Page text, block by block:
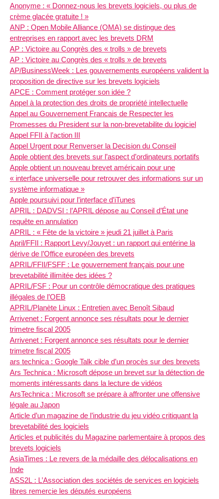
Anonyme : « Donnez-nous les brevets logiciels, ou plus de
crème glacée gratuite ! »
ANP : Open Mobile Alliance (OMA) se distingue des
entreprises en rapport avec les brevets DRM
AP : Victoire au Congrès des « trolls » de brevets
AP : Victoire au Congrès des « trolls » de brevets
AP/BusinessWeek : Les gouvernements européens valident la
proposition de directive sur les brevets logiciels
APCE : Comment protéger son idée ?
Appel à la protection des droits de propriété intellectuelle
Appel au Gouvernement Francais de Respecter les
Promesses du President sur la non-brevetabilite du logiciel
Appel FFII à l’action III
Appel Urgent pour Renverser la Decision du Conseil
Apple obtient des brevets sur l’aspect d’ordinateurs portatifs
Apple obtient un nouveau brevet américain pour une
« interface universelle pour retrouver des informations sur un
système informatique »
Apple poursuivi pour l’interface d’iTunes
APRIL : DADVSI : l’APRIL dépose au Conseil d’État une
requête en annulation
APRIL : « Fête de la victoire » jeudi 21 juillet à Paris
April/FFII : Rapport Levy/Jouyet : un rapport qui entérine la
dérive de l’Office européen des brevets
APRIL/FFII/FSFF : Le gouvernement français pour une
brevetabilité illimitée des idées ?
APRIL/FSF : Pour un contrôle démocratique des pratiques
illégales de l’OEB
APRIL/Planète Linux : Entretien avec Benoît Sibaud
Arrivenet : Forgent annonce ses résultats pour le dernier
trimetre fiscal 2005
Arrivenet : Forgent annonce ses résultats pour le dernier
trimetre fiscal 2005
ars technica : Google Talk cible d’un procès sur des brevets
Ars Technica : Microsoft dépose un brevet sur la détection de
moments intéressants dans la lecture de vidéos
ArsTechnica : Microsoft se prépare à affronter une offensive
légale au Japon
Article d’un magazine de l’industrie du jeu vidéo critiquant la
brevetabilité des logiciels
Articles et publicités du Magazine parlementaire à propos des
brevets logiciels
AsiaTimes : Le revers de la médaille des délocalisations en
Inde
ASS2L : L’Association des sociétés de services en logiciels
libres remercie les députés européens